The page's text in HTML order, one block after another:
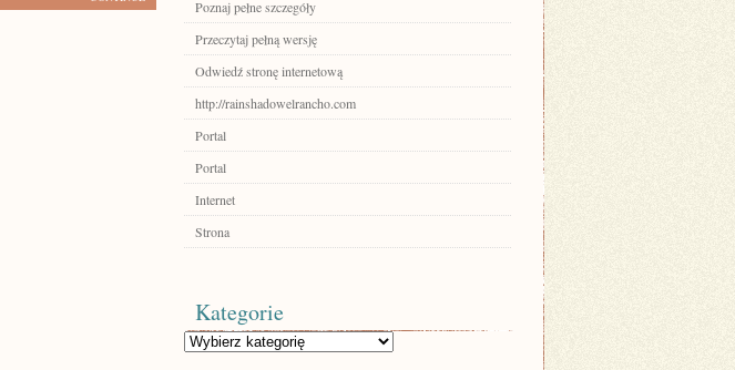
Poznaj pełne szczegóły
Przeczytaj pełną wersję
Odwiedź stronę internetową
http://rainshadowelrancho.com
Portal
Portal
Internet
Strona
Kategorie
Kategorie